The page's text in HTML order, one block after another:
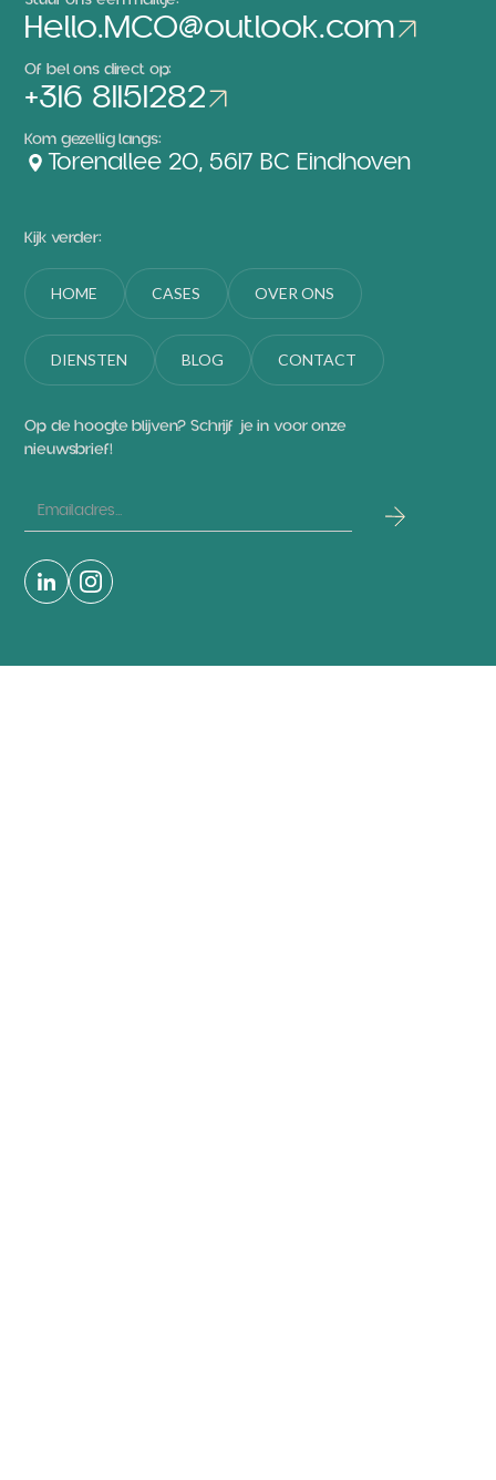
Hello.MCO@outlook.com
Hello.MCO@outlook.com
Of bel ons direct op:
+316 81151282
+316 81151282
Kom gezellig langs:
Torenallee 20, 5617 BC Eindhoven
Kijk verder:
HOME
HOME
CASES
CASES
OVER ONS
OVER ONS
DIENSTEN
DIENSTEN
BLOG
BLOG
CONTACT
CONTACT
Op de hoogte blijven? Schrijf je in voor onze
nieuwsbrief!